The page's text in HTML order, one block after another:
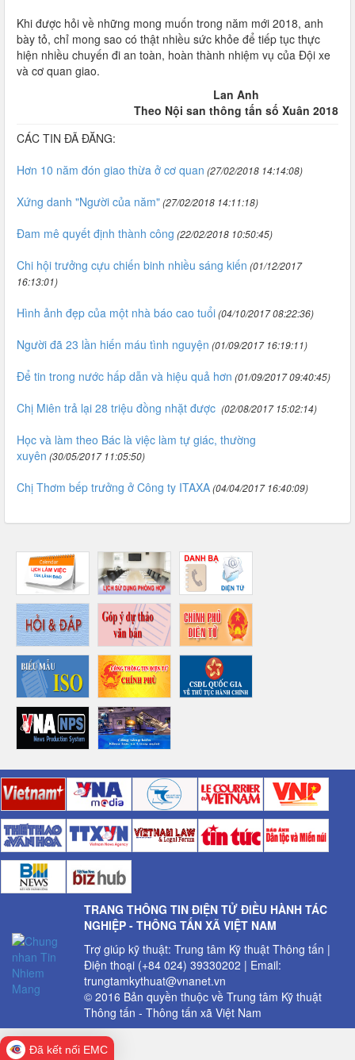
Khi được hỏi về những mong muốn trong năm mới 2018, anh
bày tỏ, chỉ mong sao có thật nhiều sức khỏe để tiếp tục thực
hiện nhiều chuyến đi an toàn, hoàn thành nhiệm vụ của Đội xe
và cơ quan giao.
Lan Anh
Theo Nội san thông tấn số Xuân 2018
CÁC TIN ĐÃ ĐĂNG:
Hơn 10 năm đón giao thừa ở cơ quan (27/02/2018 14:14:08)
Xứng danh "Người của năm"(27/02/2018 14:11:18)
Đam mê quyết định thành công (22/02/2018 10:50:45)
Chi hội trưởng cựu chiến binh nhiều sáng kiến (01/12/2017
16:13:01)
Hình ảnh đẹp của một nhà báo cao tuổi(04/10/2017 08:22:36)
Người đã 23 lần hiến máu tình nguyện (01/09/2017 16:19:11)
Để tin trong nước hấp dẫn và hiệu quả hơn (01/09/2017 09:40:45)
Chị Miên trả lại 28 triệu đồng nhặt được (02/08/2017 15:02:14)
Học và làm theo Bác là việc làm tự giác, thường
xuyên (30/05/2017 11:05:50)
Chị Thơm bếp trưởng ở Công ty ITAXA(04/04/2017 16:40:09)
TRANG THÔNG TIN ĐIỆN TỬ ĐIỀU HÀNH TÁC
NGHIỆP - THÔNG TẤN XÃ VIỆT NAM
Trợ giúp kỹ thuật: Trung tâm Kỹ thuật Thông tấn |
Điện thoại (+84 024) 39330202 | Email:
trungtamkythuat@vnanet.vn
© 2016 Bản quyền thuộc về Trung tâm Kỹ thuật
Thông tấn - Thông tấn xã Việt Nam
Đã kết nối EMC